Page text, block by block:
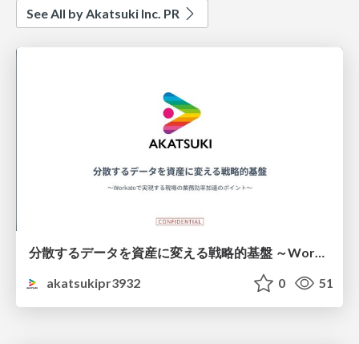
See All by Akatsuki Inc. PR
分散するデータを資産に変える戦略的基盤 ～Workatoで実現する現場の業務効率加速のポイント～
akatsukipr3932
0 51